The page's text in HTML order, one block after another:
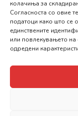
колачиња за
Согласноста со овие
податоци како што се
единствените
или повлекувањето на
одредени